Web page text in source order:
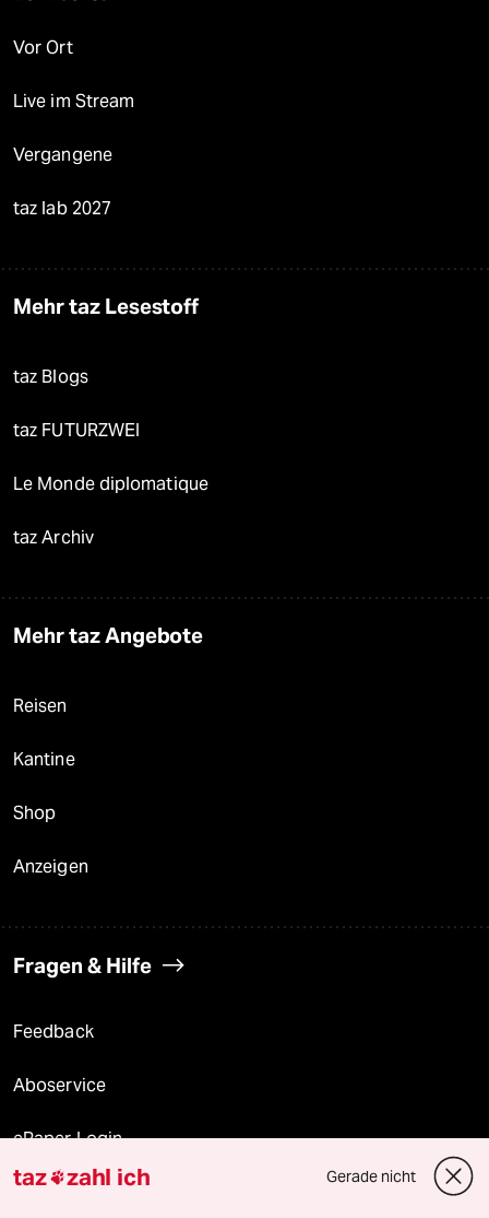
Vor Ort
Live im Stream
Vergangene
taz lab 2027
Mehr taz Lesestoff
taz Blogs
taz FUTURZWEI
Le Monde diplomatique
taz Archiv
Mehr taz Angebote
Reisen
Kantine
Shop
Anzeigen
Fragen & Hilfe
Feedback
Aboservice
ePaper Login
Downloads für Abonnierende
taz zahl ich Gerade nicht